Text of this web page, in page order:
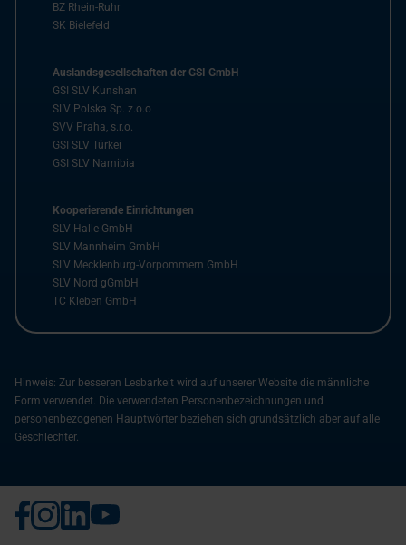
BZ Rhein-Ruhr
SK Bielefeld
Auslandsgesellschaften der GSI GmbH
GSI SLV Kunshan
SLV Polska Sp. z.o.o
SVV Praha, s.r.o.
GSI SLV Türkei
GSI SLV Namibia
Kooperierende Einrichtungen
SLV Halle GmbH
SLV Mannheim GmbH
SLV Mecklenburg-Vorpommern GmbH
SLV Nord gGmbH
TC Kleben GmbH
Hinweis: Zur besseren Lesbarkeit wird auf unserer Website die männliche
Form verwendet. Die verwendeten Personenbezeichnungen und
personenbezogenen Hauptwörter beziehen sich grundsätzlich aber auf alle
Geschlechter.